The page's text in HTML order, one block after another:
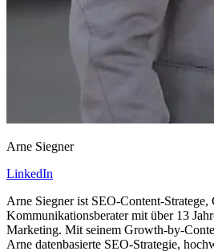
Arne Siegner
LinkedIn
Arne Siegner ist SEO-Content-
Kommunikationsberater mit über 13
Marketing. Mit seinem Growth-by-
Arne datenbasierte SEO-Strategie,